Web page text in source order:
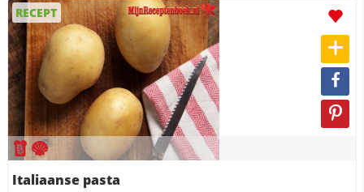
RECEPT
Italiaanse pasta